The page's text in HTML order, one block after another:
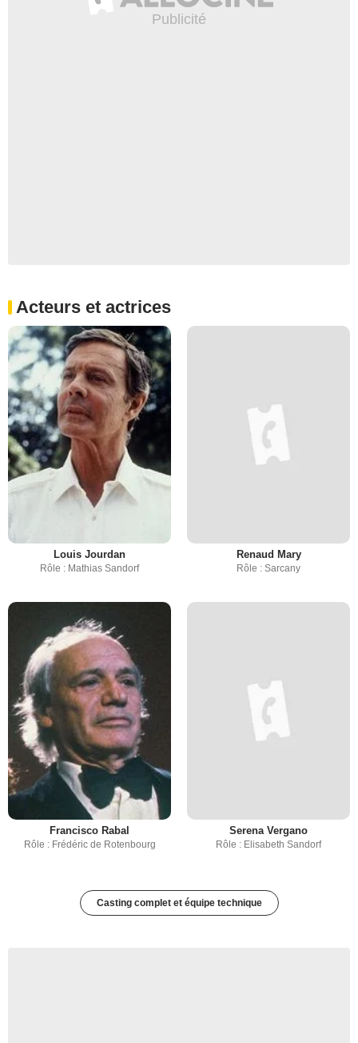
Acteurs et actrices
Louis Jourdan
Rôle : Mathias Sandorf
Renaud Mary
Rôle : Sarcany
Francisco Rabal
Rôle : Frédéric de Rotenbourg
Serena Vergano
Rôle : Elisabeth Sandorf
Casting complet et équipe technique